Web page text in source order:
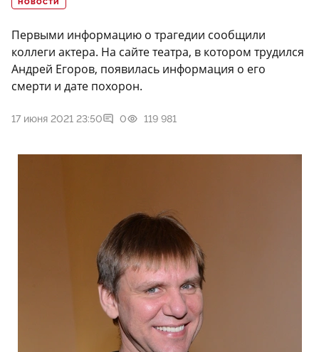
НОВОСТИ
Первыми информацию о трагедии сообщили
коллеги актера. На сайте театра, в котором трудился
Андрей Егоров, появилась информация о его
смерти и дате похорон.
17 июня 2021 23:50 0 119 981